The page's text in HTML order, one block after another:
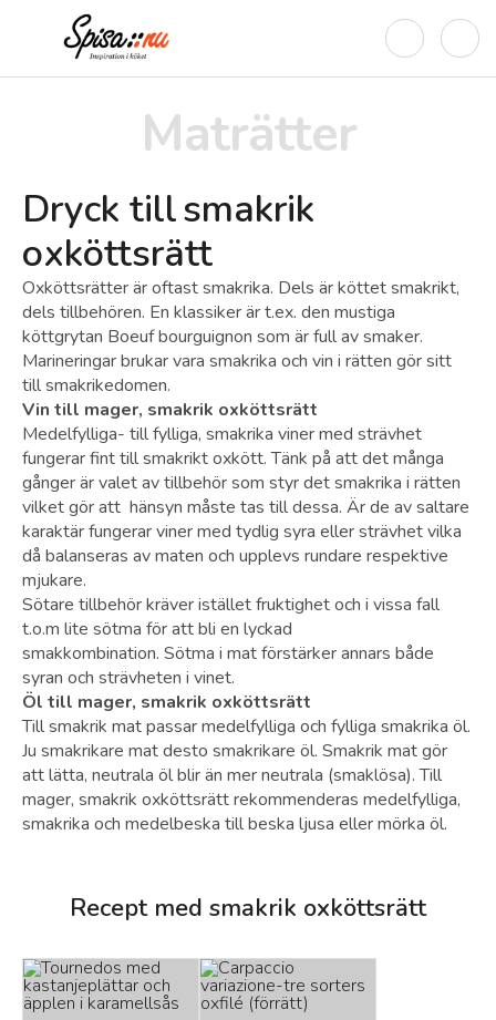
Maträtter
Dryck tillsmakrik
oxköttsrätt
Oxköttsrätter är oftast smakrika. Dels är köttet smakrikt,
dels tillbehören. En klassiker är t.ex. den mustiga
köttgrytan Boeuf bourguignon som är full av smaker.
Marineringar brukar vara smakrika och vin i rätten gör sitt
till smakrikedomen.
Vin till mager, smakrik oxköttsrätt
Medelfylliga- till fylliga, smakrika viner med strävhet
fungerar fint till smakrikt oxkött. Tänk på att det många
gånger är valet av tillbehör som styr det smakrika i rätten
vilket gör att hänsyn måste tas till dessa. Är de av saltare
karaktär fungerar viner med tydlig syra eller strävhet vilka
då balanseras av maten och upplevs rundare respektive
mjukare.
Sötare tillbehör kräver istället fruktighet och i vissa fall
t.o.m lite sötma för att bli en lyckad
smakkombination. Sötma i mat förstärker annars både
syran och strävheten i vinet.
Öl till mager, smakrik oxköttsrätt
Till smakrik mat passar medelfylliga och fylliga smakrika öl.
Ju smakrikare mat desto smakrikare öl. Smakrik mat gör
att lätta, neutrala öl blir än mer neutrala (smaklösa). Till
mager, smakrik oxköttsrätt rekommenderas medelfylliga,
smakrika och medelbeska till beska ljusa eller mörka öl.
Recept med smakrik oxköttsrätt